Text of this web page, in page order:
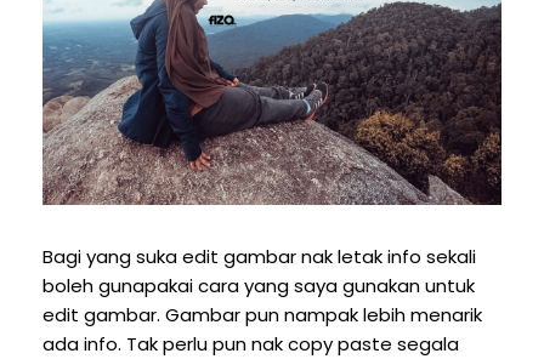
Bagi yang suka edit gambar nak letak info sekali
boleh gunapakai cara yang saya gunakan untuk
edit gambar. Gambar pun nampak lebih menarik
ada info. Tak perlu pun nak copy paste segala